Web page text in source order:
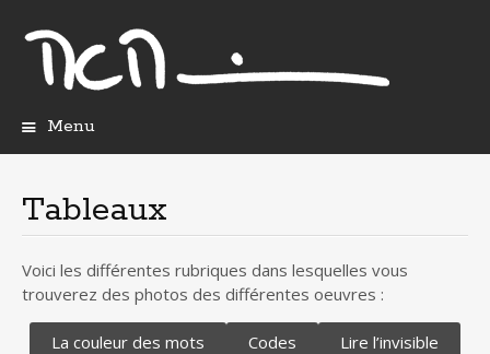
Menu
principal
Tableaux
Voici les différentes rubriques dans lesquelles vous
trouverez des photos des différentes oeuvres :
La couleur des mots Codes Lire l’invisible